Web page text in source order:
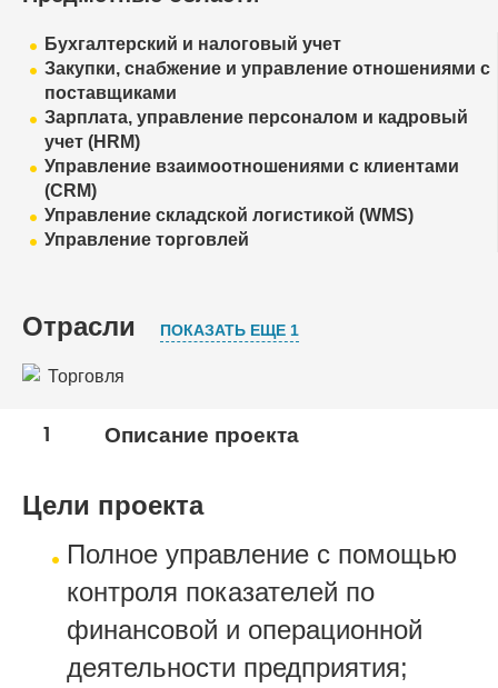
Бухгалтерский и налоговый учет
Закупки, снабжение и управление отношениями с
поставщиками
Зарплата, управление персоналом и кадровый
учет (HRM)
Управление взаимоотношениями с клиентами
(CRM)
Управление складской логистикой (WMS)
Управление торговлей
Отрасли ПОКАЗАТЬ ЕЩЕ 1
Торговля
промышленность
1 Описание проекта
Цели проекта
Полное управление с помощью
контроля показателей по
финансовой и операционной
деятельности предприятия;